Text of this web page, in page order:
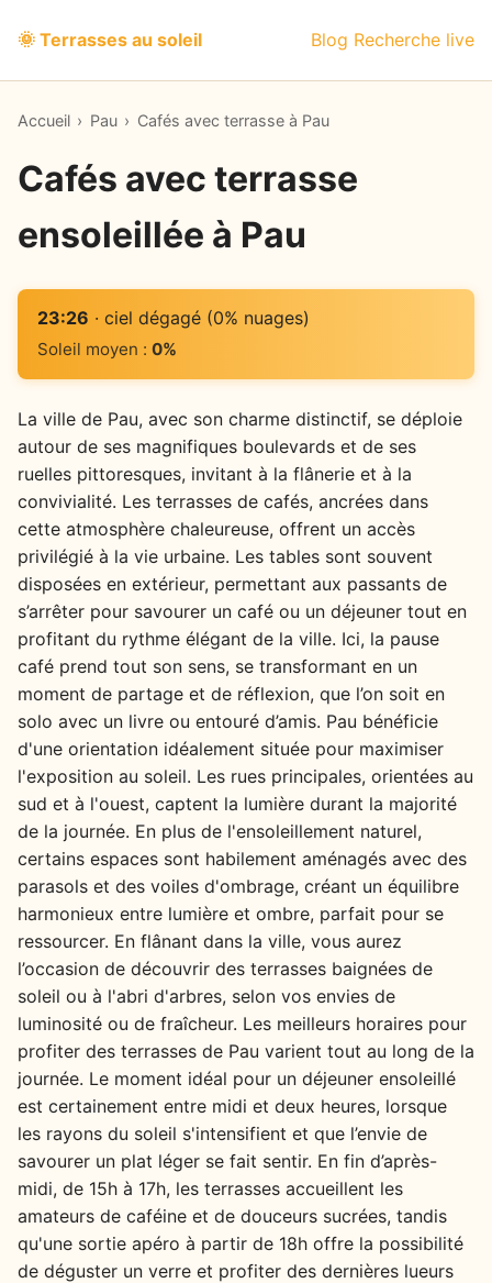
🌞 Terrasses au soleil Blog Recherche live
Accueil › Pau › Cafés avec terrasse à Pau
Cafés avec terrasse
ensoleillée à Pau
23:26 · ciel dégagé (0% nuages)
Soleil moyen : 0%
La ville de Pau, avec son charme distinctif, se déploie
autour de ses magnifiques boulevards et de ses
ruelles pittoresques, invitant à la flânerie et à la
convivialité. Les terrasses de cafés, ancrées dans
cette atmosphère chaleureuse, offrent un accès
privilégié à la vie urbaine. Les tables sont souvent
disposées en extérieur, permettant aux passants de
s’arrêter pour savourer un café ou un déjeuner tout en
profitant du rythme élégant de la ville. Ici, la pause
café prend tout son sens, se transformant en un
moment de partage et de réflexion, que l’on soit en
solo avec un livre ou entouré d’amis. Pau bénéficie
d'une orientation idéalement située pour maximiser
l'exposition au soleil. Les rues principales, orientées au
sud et à l'ouest, captent la lumière durant la majorité
de la journée. En plus de l'ensoleillement naturel,
certains espaces sont habilement aménagés avec des
parasols et des voiles d'ombrage, créant un équilibre
harmonieux entre lumière et ombre, parfait pour se
ressourcer. En flânant dans la ville, vous aurez
l’occasion de découvrir des terrasses baignées de
soleil ou à l'abri d'arbres, selon vos envies de
luminosité ou de fraîcheur. Les meilleurs horaires pour
profiter des terrasses de Pau varient tout au long de la
journée. Le moment idéal pour un déjeuner ensoleillé
est certainement entre midi et deux heures, lorsque
les rayons du soleil s'intensifient et que l’envie de
savourer un plat léger se fait sentir. En fin d’après-
midi, de 15h à 17h, les terrasses accueillent les
amateurs de caféine et de douceurs sucrées, tandis
qu'une sortie apéro à partir de 18h offre la possibilité
de déguster un verre et profiter des dernières lueurs